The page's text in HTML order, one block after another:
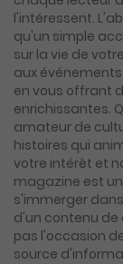
l'intéressent.
qu'un simple
sur la vie de
aux
en vous offrant
enrichissantes.
amateur de
histoires qui
votre intérêt et
magazine est
s'immerger
d'un contenu de
pas l'occasion
source